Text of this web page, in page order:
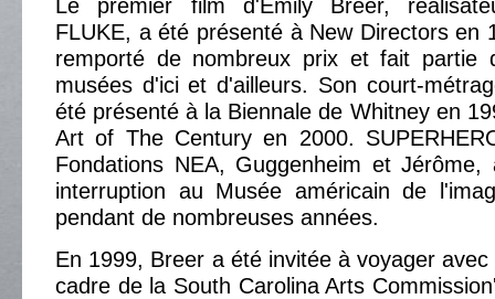
Le premier film d'Emily Breer,
FLUKE, a été présenté à New Directors en
remporté de nombreux prix et fait partie
musées d'ici et d'ailleurs. Son court-
été présenté à la Biennale de Whitney en
Art of The Century en 2000.
Fondations NEA, Guggenheim et Jérôme,
interruption au Musée américain de
pendant de nombreuses années.
En 1999, Breer a été invitée à voyager
cadre de la South Carolina Arts